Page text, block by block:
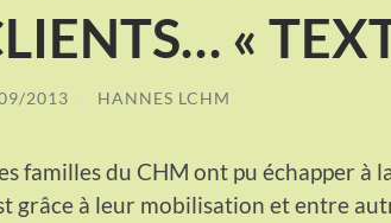
«
2013 / HANNES LCHM
familles du CHM ont pu échapper à
grâce à leur mobilisation et entre